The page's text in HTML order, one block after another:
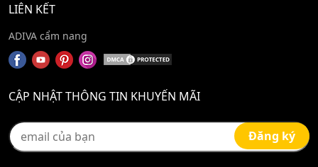
LIÊN KẾT
ADIVA cẩm nang
CẬP NHẬT THÔNG TIN KHUYẾN MÃI